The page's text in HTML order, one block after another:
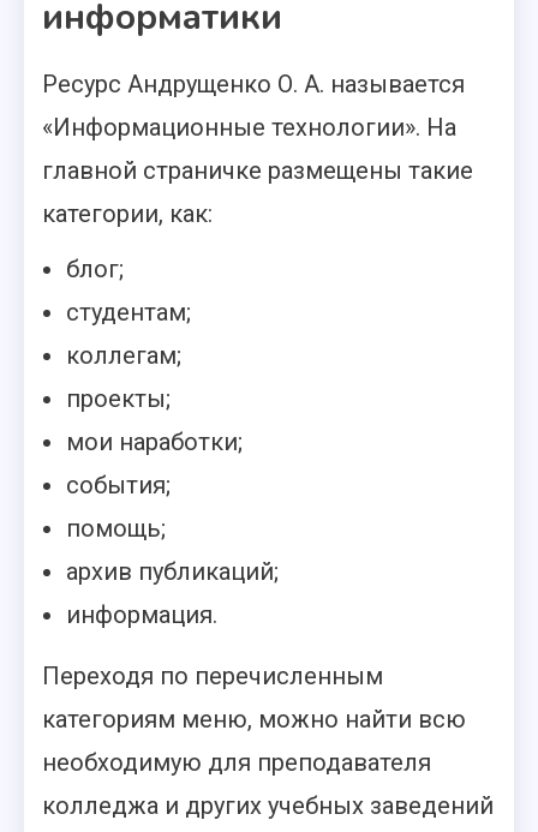
информатики
Ресурс Андрущенко О. А. называется
«Информационные технологии». На
главной страничке размещены такие
категории, как:
блог;
студентам;
коллегам;
проекты;
мои наработки;
события;
помощь;
архив публикаций;
информация.
Переходя по перечисленным
категориям меню, можно найти всю
необходимую для преподавателя
колледжа и других учебных заведений